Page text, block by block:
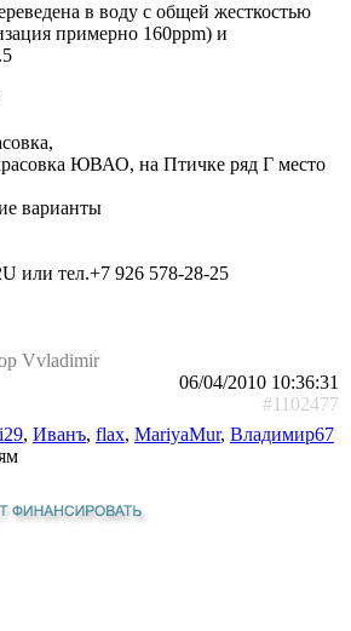
в воду с общей жесткостью
примерно 160ppm) и
ЮВАО, на Птичке ряд Г место
варианты
или тел.+7 926 578-28-25
Vvladimir
06/04/2010 10:36:31
#1102477
, Иванъ, flax, MariyaMur, Владимир67